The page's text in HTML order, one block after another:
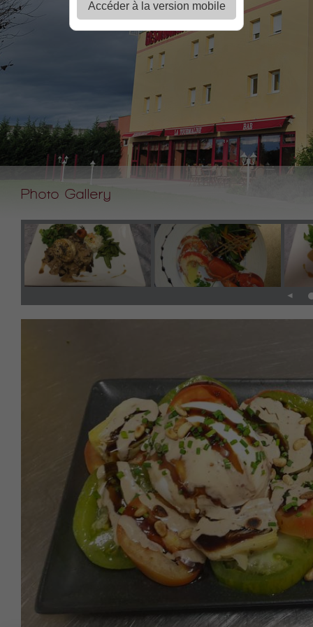
Photo Gallery
◄
Accéder à la version mobile